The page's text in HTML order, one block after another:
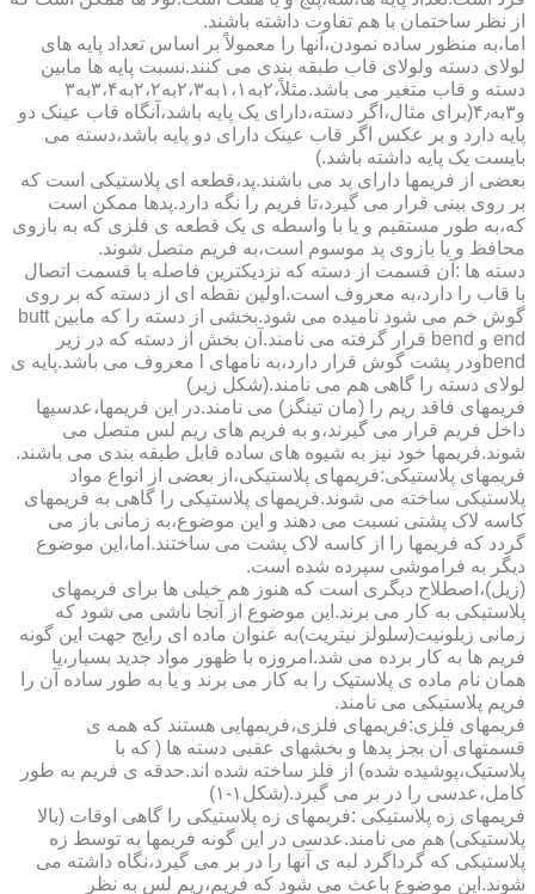
از نظر ساختمان با هم تفاوت داشته باشند.
اما،به منظور ساده نمودن،آنها را معمولاً بر اساس تعداد پایه های
لولای دسته ولولای قاب طبقه بندی می کنند.نسبت پایه ها مابین
دسته و قاب متغیر می باشد.مثلاً،۲به۱،۱به۲،۳به۲،۲به۳،۴به۳
و۳به۴٫(برای مثال،اگر دسته،دارای یک پایه باشد،آنگاه قاب عینک دو
پایه دارد و بر عکس اگر قاب عینک دارای دو پایه باشد،دسته می
بایست یک پایه داشته باشد.)
بعضی از فریمها دارای پد می باشند.پد،قطعه ای پلاستیکی است که
بر روی بینی قرار می گیرد،تا فریم را نگه دارد.پدها ممکن است
که،به طور مستقیم و یا با واسطه ی یک قطعه ی فلزی که به بازوی
محافظ و یا بازوی پد موسوم است،به فریم متصل شوند.
دسته ها :آن قسمت از دسته که نزدیکترین فاصله با قسمت اتصال
با قاب را دارد،به معروف است.اولین نقطه ای از دسته که بر روی
گوش خم می شود نامیده می شود.بخشی از دسته را که مابین butt
end و bend قرار گرفته می نامند.آن بخش از دسته که در زیر
bendودر پشت گوش قرار دارد،به نامهای l معروف می باشد.پایه ی
لولای دسته را گاهی هم می نامند.(شکل زیر)
فریمهای فاقد ریم را (مان تینگز) می نامند.در این فریمها،عدسیها
داخل فریم قرار می گیرند،و به فریم های ریم لس متصل می
شوند.فریمها خود نیز به شیوه های ساده قابل طبقه بندی می باشند.
فریمهای پلاستیکی:فریمهای پلاستیکی،از بعضی از انواع مواد
پلاستیکی ساخته می شوند.فریمهای پلاستیکی را گاهی به فریمهای
کاسه لاک پشتی نسبت می دهند و این موضوع،به زمانی باز می
گردد که فریمها را از کاسه لاک پشت می ساختند.اما،این موضوع
دیگر به فراموشی سپرده شده است.
(زیل)،اصطلاح دیگری است که هنوز هم خیلی ها برای فریمهای
پلاستیکی به کار می برند.این موضوع از آنجا ناشی می شود که
زمانی زیلونیت(سلولز نیتریت)به عنوان ماده ای رایج جهت این گونه
فریم ها به کار برده می شد.امروزه با ظهور مواد جدید بسیار،یا
همان نام ماده ی پلاستیک را به کار می برند و یا به طور ساده آن را
فریم پلاستیکی می نامند.
فریمهای فلزی:فریمهای فلزی،فریمهایی هستند که همه ی
قسمتهای آن بجز پدها و بخشهای عقبی دسته ها ( که با
پلاستیک،پوشیده شده) از فلز ساخته شده اند.حدقه ی فریم به طور
کامل،عدسی را در بر می گیرد.(شکل۱-۱)
فریمهای زه پلاستیکی :فریمهای زه پلاستیکی را گاهی اوقات (بالا
پلاستیکی) هم می نامند.عدسی در این گونه فریمها به توسط زه
پلاستیکی که گرداگرد لبه ی آنها را در بر می گیرد،نگاه داشته می
شوند.این موضوع باعث می شود که فریم،ریم لس به نظر